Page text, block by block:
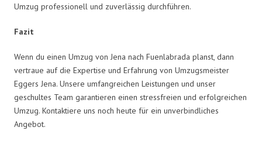
Umzug professionell und zuverlässig durchführen.
Fazit
Wenn du einen Umzug von Jena nach Fuenlabrada planst, dann
vertraue auf die Expertise und Erfahrung von Umzugsmeister
Eggers Jena. Unsere umfangreichen Leistungen und unser
geschultes Team garantieren einen stressfreien und erfolgreichen
Umzug. Kontaktiere uns noch heute für ein unverbindliches
Angebot.